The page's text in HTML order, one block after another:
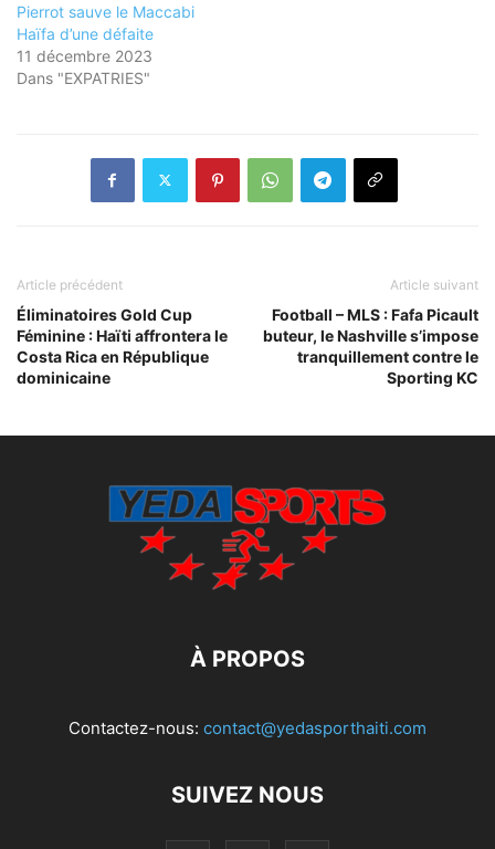
Pierrot sauve le Maccabi
Haïfa d’une défaite
11 décembre 2023
Dans "EXPATRIES"
Article précédent
Éliminatoires Gold Cup
Féminine : Haïti affrontera le
Costa Rica en République
dominicaine
Article suivant
Football – MLS : Fafa Picault
buteur, le Nashville s’impose
tranquillement contre le
Sporting KC
À PROPOS
Contactez-nous: contact@yedasporthaiti.com
SUIVEZ NOUS